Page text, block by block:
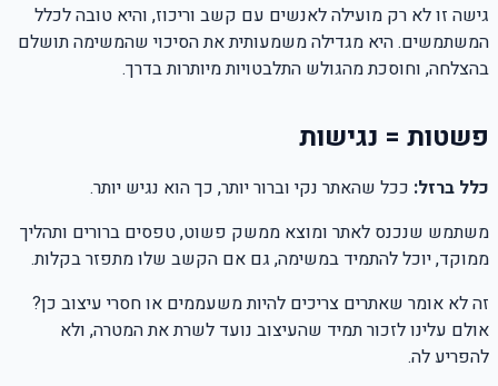
גישה זו לא רק מועילה לאנשים עם קשב וריכוז, והיא טובה לכלל
המשתמשים. היא מגדילה משמעותית את הסיכוי שהמשימה תושלם
בהצלחה, וחוסכת מהגולש התלבטויות מיותרות בדרך.
פשטות = נגישות
כלל ברזל: ככל שהאתר נקי וברור יותר, כך הוא נגיש יותר.
משתמש שנכנס לאתר ומוצא ממשק פשוט, טפסים ברורים ותהליך
ממוקד, יוכל להתמיד במשימה, גם אם הקשב שלו מתפזר בקלות.
זה לא אומר שאתרים צריכים להיות משעממים או חסרי עיצוב כן?
אולם עלינו לזכור תמיד שהעיצוב נועד לשרת את המטרה, ולא
להפריע לה.